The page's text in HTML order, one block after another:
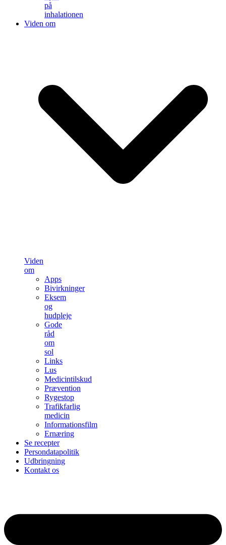
på
inhalationen
Viden om
Viden
om
Apps
Bivirkninger
Eksem
og
hudpleje
Gode
råd
om
sol
Links
Lus
Medicintilskud
Prævention
Rygestop
Trafikfarlig
medicin
Informationsfilm
Ernæring
Se recepter
Persondatapolitik
Udbringning
Kontakt os